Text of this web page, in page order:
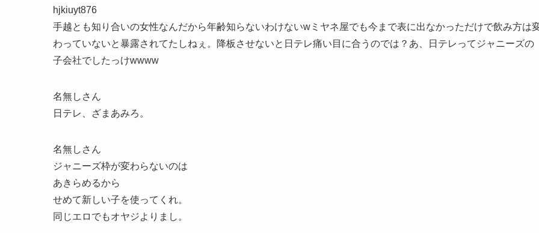
hjkiuyt876
手越とも知り合いの女性なんだから年齢知らないわけないwミヤネ屋でも今まで表に出なかっただけで飲み方は
わっていないと暴露されてたしねぇ。降板させないと日テレ痛い目に合うのでは？あ、日テレってジャニーズの
子会社でしたっけwwww
名無しさん
日テレ、ざまあみろ。
名無しさん
ジャニーズ枠が変わらないのは
あきらめるから
せめて新しい子を使ってくれ。
同じエロでもオヤジよりまし。